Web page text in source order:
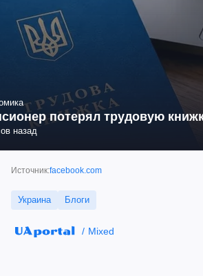
потерял трудовую
назад
Источник:facebook.com
Украина Блоги
Mixed